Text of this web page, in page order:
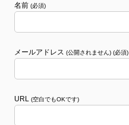
名前 (必須)
メールアドレス (公開されません) (必須)
URL (空白でもOKです)